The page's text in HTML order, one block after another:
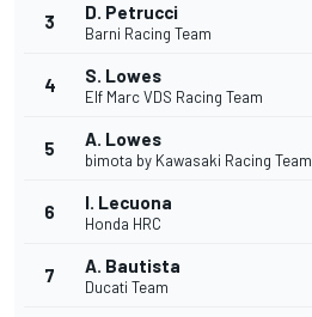
3 D. Petrucci
Barni Racing Team
4 S. Lowes
Elf Marc VDS Racing Team
5 A. Lowes
bimota by Kawasaki Racing Team
6 I. Lecuona
Honda HRC
7 A. Bautista
Ducati Team